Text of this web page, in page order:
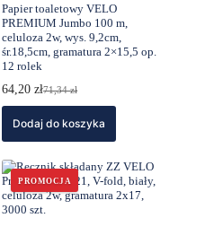
Papier toaletowy VELO
PREMIUM Jumbo 100 m,
celuloza 2w, wys. 9,2cm,
śr.18,5cm, gramatura 2×15,5 op.
12 rolek
71,34zł
Pierwotna
cena
wynosiła:
64,20złAktualna
cena
wynosi:
Dodaj do koszyka
PROMOCJA